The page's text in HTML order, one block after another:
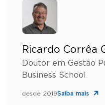
Ricardo Corrêa
Doutor em Gestão
Business School
desde 2019Saiba mais